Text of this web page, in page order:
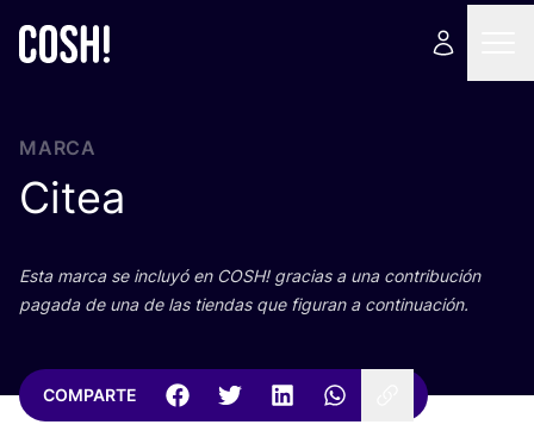
MARCA
Citea
Esta mar­ca se inclu­yó en COSH! gra­cias a una con­tri­bu­ción
paga­da de una de las tien­das que figu­ran a continuación.
COMPARTE